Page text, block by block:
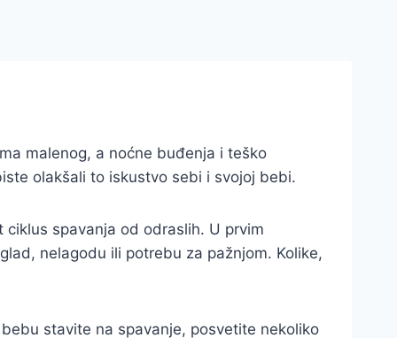
malenog, a noćne buđenja i teško
olakšali to iskustvo sebi i svojoj bebi.
spavanja od odraslih. U prvim
nelagodu ili potrebu za pažnjom. Kolike,
stavite na spavanje, posvetite nekoliko